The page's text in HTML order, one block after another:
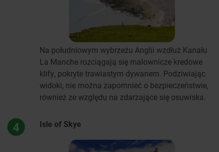
Na południowym wybrzeżu Anglii wzdłuż Kanału
La Manche rozciągają się malownicze kredowe
klify, pokryte trawiastym dywanem. Podziwiając
widoki, nie można zapomnieć o bezpieczeństwie,
również ze względu na zdarzające się osuwiska.
4 Isle of Skye